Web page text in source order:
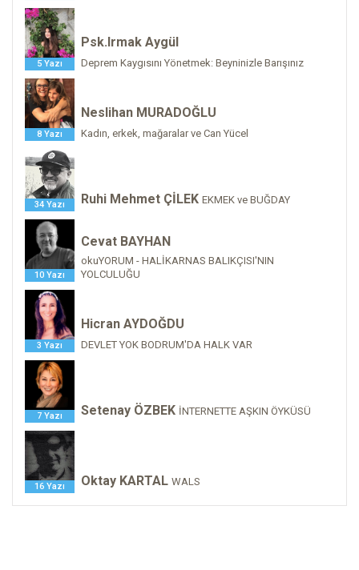
5 Yazı
Psk.Irmak Aygül
Deprem Kaygısını Yönetmek: Beyninizle Barışınız
8 Yazı
Neslihan MURADOĞLU
Kadın, erkek, mağaralar ve Can Yücel
34 Yazı Ruhi Mehmet ÇİLEK EKMEK ve BUĞDAY
10 Yazı
Cevat BAYHAN
okuYORUM - HALİKARNAS BALIKÇISI'NIN
YOLCULUĞU
3 Yazı
Hicran AYDOĞDU
DEVLET YOK BODRUM'DA HALK VAR
7 Yazı Setenay ÖZBEK İNTERNETTE AŞKIN ÖYKÜSÜ
16 Yazı Oktay KARTAL WALS